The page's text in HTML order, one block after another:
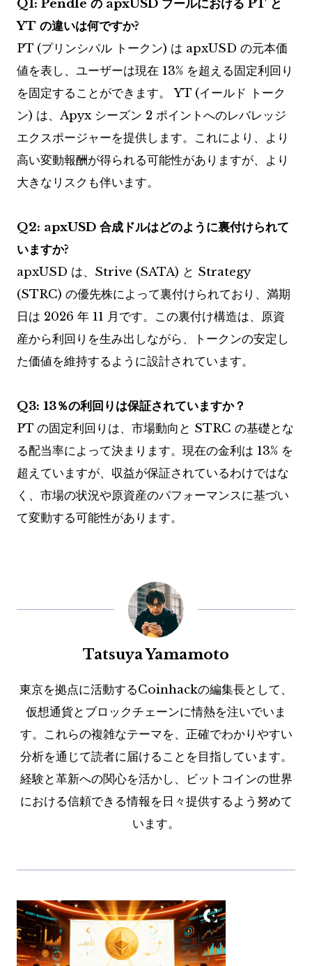
Q1: Pendle の apxUSD プールにおける PT と
YT の違いは何ですか?
PT (プリンシパル トークン) は apxUSD の元本価
値を表し、ユーザーは現在 13% を超える固定利回り
を固定することができます。 YT (イールド トーク
ン) は、Apyx シーズン 2 ポイントへのレバレッジ
エクスポージャーを提供します。これにより、より
高い変動報酬が得られる可能性がありますが、より
大きなリスクも伴います。
Q2: apxUSD 合成ドルはどのように裏付けられて
いますか?
apxUSD は、Strive (SATA) と Strategy
(STRC) の優先株によって裏付けられており、満期
日は 2026 年 11 月です。この裏付け構造は、原資
産から利回りを生み出しながら、トークンの安定し
た価値を維持するように設計されています。
Q3: 13％の利回りは保証されていますか？
PT の固定利回りは、市場動向と STRC の基礎とな
る配当率によって決まります。現在の金利は 13% を
超えていますが、収益が保証されているわけではな
く、市場の状況や原資産のパフォーマンスに基づい
て変動する可能性があります。
Tatsuya Yamamoto
東京を拠点に活動するCoinhackの編集長として、
仮想通貨とブロックチェーンに情熱を注いでいま
す。これらの複雑なテーマを、正確でわかりやすい
分析を通じて読者に届けることを目指しています。
経験と革新への関心を活かし、ビットコインの世界
における信頼できる情報を日々提供するよう努めて
います。